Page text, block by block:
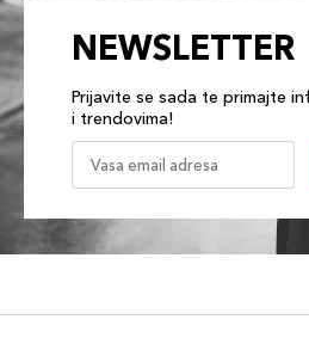
NEWSLETTER
Prijavite se sada te primajte
i trendovima!